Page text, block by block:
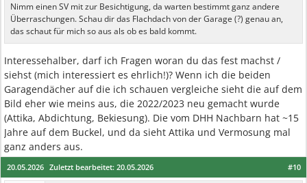
Nimm einen SV mit zur Besichtigung, da warten bestimmt ganz andere
Überraschungen. Schau dir das Flachdach von der Garage (?) genau an,
das schaut für mich so aus als ob es bald kommt.
Interessehalber, darf ich Fragen woran du das fest machst /
siehst (mich interessiert es ehrlich!)? Wenn ich die beiden
Garagendächer auf die ich schauen vergleiche sieht die auf dem
Bild eher wie meins aus, die 2022/2023 neu gemacht wurde
(Attika, Abdichtung, Bekiesung). Die vom DHH Nachbarn hat ~15
Jahre auf dem Buckel, und da sieht Attika und Vermosung mal
ganz anders aus.
#10
20.05.2026 Zuletzt bearbeitet: 20.05.2026